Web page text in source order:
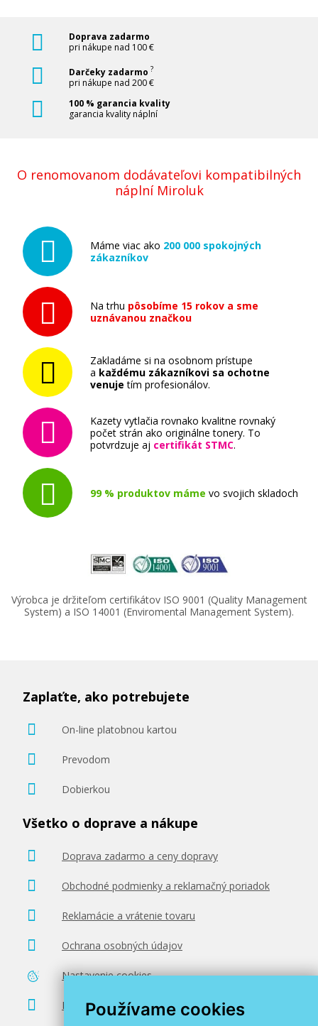
Používame cookies
Doprava zadarmo
pri nákupe nad 100 €
Darčeky zadarmo ?
pri nákupe nad 200 €
100 % garancia kvality
garancia kvality náplní
O renomovanom dodávateľovi kompatibilných
náplní Miroluk
Máme viac ako 200 000 spokojných
zákazníkov
Na trhu pôsobíme 15 rokov a sme
uznávanou značkou
Zakladáme si na osobnom prístupe
a každému zákazníkovi sa ochotne
venuje tím profesionálov.
Kazety vytlačia rovnako kvalitne rovnaký
počet strán ako originálne tonery. To
potvrdzuje aj certifikát STMC.
99 % produktov máme vo svojich skladoch
Výrobca je držiteľom certifikátov ISO 9001 (Quality Management
System) a ISO 14001 (Enviromental Management System).
Zaplaťte, ako potrebujete
On-line platobnou kartou
Prevodom
Dobierkou
Všetko o doprave a nákupe
Doprava zadarmo a ceny dopravy
Obchodné podmienky a reklamačný poriadok
Reklamácie a vrátenie tovaru
Ochrana osobných údajov
Nastavenie cookies
Poradenstvo zadarmo